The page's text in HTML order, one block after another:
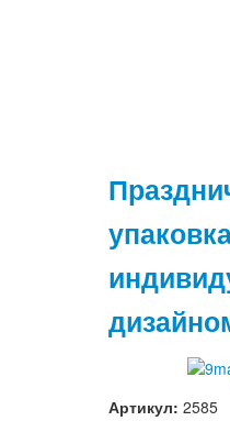
Артикул: 2585